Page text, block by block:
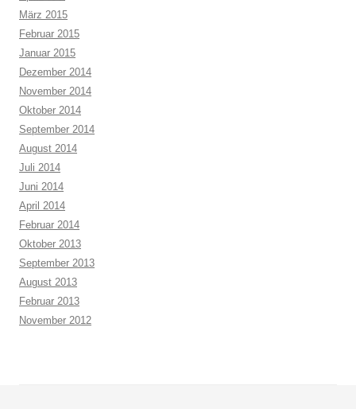
März 2015
Februar 2015
Januar 2015
Dezember 2014
November 2014
Oktober 2014
September 2014
August 2014
Juli 2014
Juni 2014
April 2014
Februar 2014
Oktober 2013
September 2013
August 2013
Februar 2013
November 2012